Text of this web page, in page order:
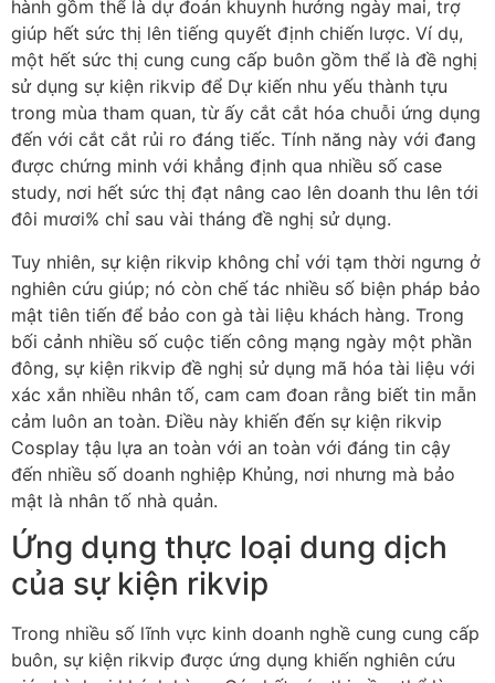
hành gồm thể là dự đoán khuynh hướng ngày mai, trợ
giúp hết sức thị lên tiếng quyết định chiến lược. Ví dụ,
một hết sức thị cung cung cấp buôn gồm thể là đề nghị
sử dụng sự kiện rikvip để Dự kiến nhu yếu thành tựu
trong mùa tham quan, từ ấy cắt cắt hóa chuỗi ứng dụng
đến với cắt cắt rủi ro đáng tiếc. Tính năng này với đang
được chứng minh với khẳng định qua nhiều số case
study, nơi hết sức thị đạt nâng cao lên doanh thu lên tới
đôi mươi% chỉ sau vài tháng đề nghị sử dụng.
Tuy nhiên, sự kiện rikvip không chỉ với tạm thời ngưng ở
nghiên cứu giúp; nó còn chế tác nhiều số biện pháp bảo
mật tiên tiến để bảo con gà tài liệu khách hàng. Trong
bối cảnh nhiều số cuộc tiến công mạng ngày một phần
đông, sự kiện rikvip đề nghị sử dụng mã hóa tài liệu với
xác xắn nhiều nhân tố, cam cam đoan rằng biết tin mẫn
cảm luôn an toàn. Điều này khiến đến sự kiện rikvip
Cosplay tậu lựa an toàn với an toàn với đáng tin cậy
đến nhiều số doanh nghiệp Khủng, nơi nhưng mà bảo
mật là nhân tố nhà quản.
Ứng dụng thực loại dung dịch
của sự kiện rikvip
Trong nhiều số lĩnh vực kinh doanh nghề cung cung cấp
buôn, sự kiện rikvip được ứng dụng khiến nghiên cứu